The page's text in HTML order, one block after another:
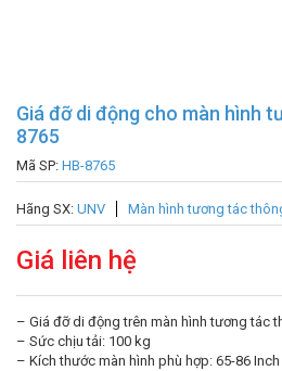
Giá đỡ di động cho màn hình
8765
Mã SP: HB-8765
Hãng SX: UNV Màn hình tương tác
Giá liên hệ
– Giá đỡ di động trên màn hình tương tác
– Sức chịu tải: 100 kg
– Kích thước màn hình phù hợp: 65-86 Inch